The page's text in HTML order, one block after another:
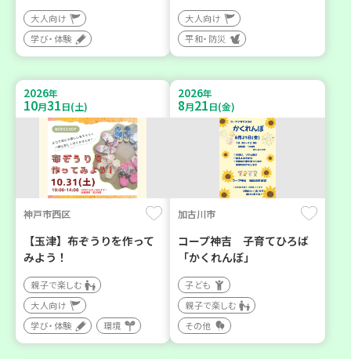
大人向け
学び・体験
大人向け
平和・防災
2026年
10月31日(土)
神戸市西区
【玉津】布ぞうりを作って
みよう！
親子で楽しむ
大人向け
学び・体験
環境
2026年
8月21日(金)
加古川市
コープ神吉 子育てひろば
「かくれんぼ」
子ども
親子で楽しむ
その他